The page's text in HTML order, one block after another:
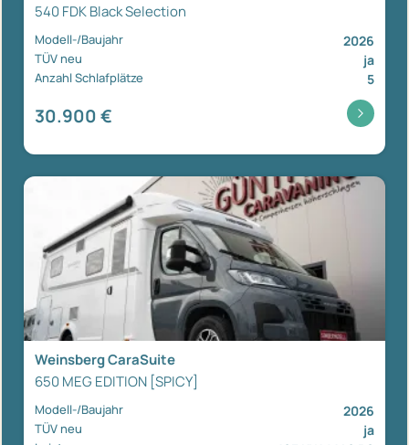
540 FDK Black Selection
Modell-/Baujahr 2026
TÜV neu ja
Anzahl Schlafplätze 5
30.900 €
Weinsberg CaraSuite
650 MEG EDITION [SPICY]
Modell-/Baujahr 2026
TÜV neu ja